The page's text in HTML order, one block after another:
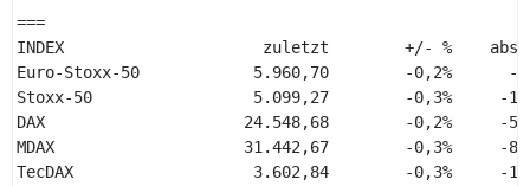
===
INDEX                     zuletzt        +/- %
Euro-Stoxx-50            5.960,70        -0,2%      -
Stoxx-50                 5.099,27        -0,3%     -
DAX                     24.548,68        -0,2%     -
MDAX                    31.442,67        -0,3%     -
TecDAX                   3.602,84        -0,3%     -